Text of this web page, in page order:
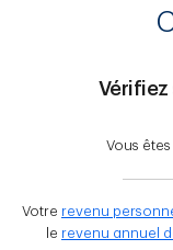
Vérifiez
Vous
Votre revenu
le revenu annuel